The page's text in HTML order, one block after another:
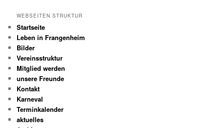
WEBSEITEN STRUKTUR
Startseite
Leben in Frangenheim
Bilder
Vereinsstruktur
Mitglied werden
unsere Freunde
Kontakt
Karneval
Terminkalender
aktuelles